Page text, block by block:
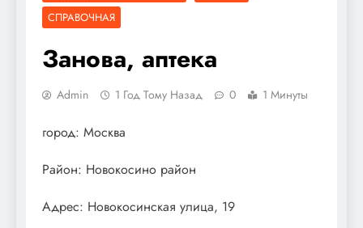
СПРАВОЧНАЯ
Занова, аптека
Admin 1 Год Тому Назад 0 1 Минуты
город: Москва
Район: Новокосино район
Адрес: Новокосинская улица, 19